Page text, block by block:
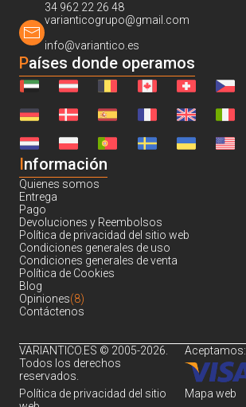
34 962 22 26 48
varianticogrupo@gmail.com
info@variantico.es
Países donde operamos
Información
Quienes somos
Entrega
Pago
Devoluciones y Reembolsos
Política de privacidad del sitio web
Condiciones generales de uso
Condiciones generales de venta
Política de Cookies
Blog
Opiniones(8)
Contáctenos
VARIANTICO.ES © 2005-2026.
Todos los derechos
reservados.
Aceptamos:
Política de privacidad del sitio
Mapa web